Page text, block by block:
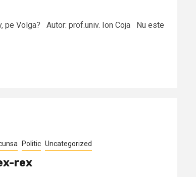
pe Volga? Autor: prof.univ. Ion Coja Nu este
Politic Uncategorized
rex